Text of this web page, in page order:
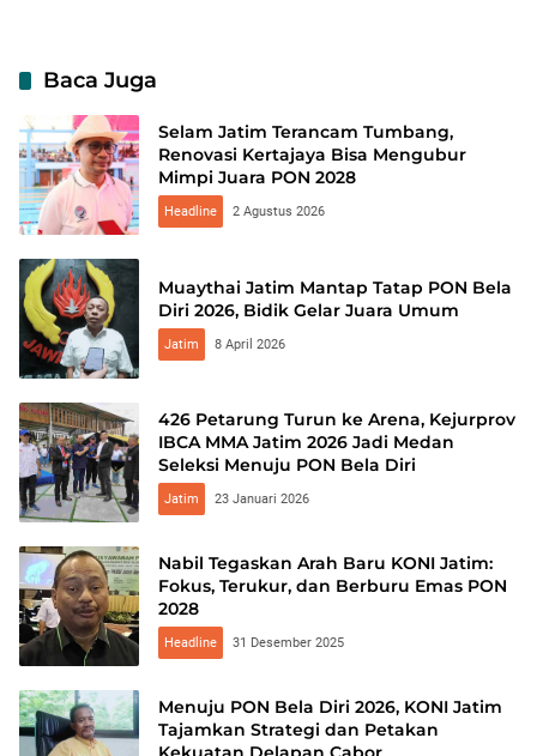
Baca Juga
Selam Jatim Terancam Tumbang,
Renovasi Kertajaya Bisa Mengubur
Mimpi Juara PON 2028
Headline 2 Agustus 2026
Muaythai Jatim Mantap Tatap PON Bela
Diri 2026, Bidik Gelar Juara Umum
Jatim 8 April 2026
426 Petarung Turun ke Arena, Kejurprov
IBCA MMA Jatim 2026 Jadi Medan
Seleksi Menuju PON Bela Diri
Jatim 23 Januari 2026
Nabil Tegaskan Arah Baru KONI Jatim:
Fokus, Terukur, dan Berburu Emas PON
2028
Headline 31 Desember 2025
Menuju PON Bela Diri 2026, KONI Jatim
Tajamkan Strategi dan Petakan